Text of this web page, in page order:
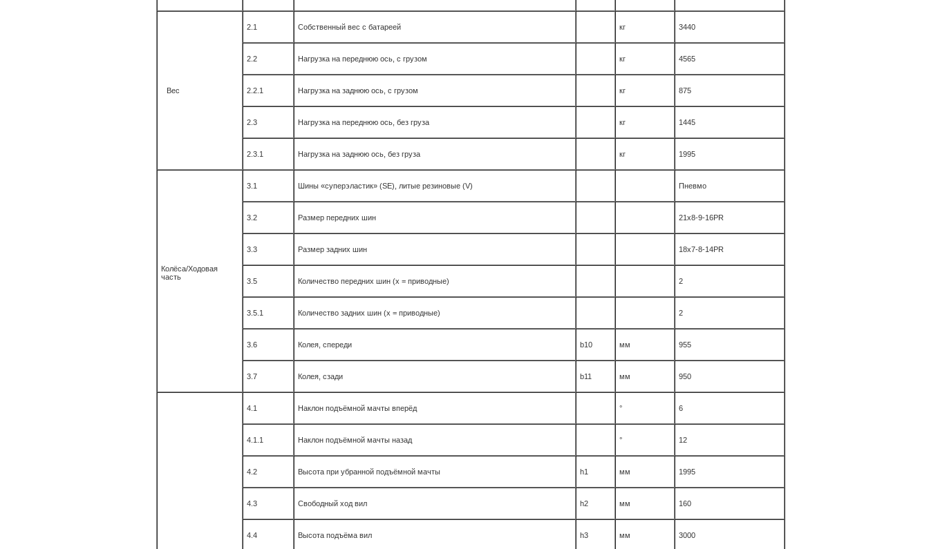
Вес
2.1 Собственный вес с батареей кг 3440
2.2 Нагрузка на переднюю ось, с грузом кг 4565
2.2.1 Нагрузка на заднюю ось, с грузом кг 875
2.3 Нагрузка на переднюю ось, без груза кг 1445
2.3.1 Нагрузка на заднюю ось, без груза кг 1995
Колёса/Ходовая
часть
3.1 Шины «суперэластик» (SE), литые резиновые (V) Пневмо
3.2 Размер передних шин 21х8-9-16PR
3.3 Размер задних шин 18x7-8-14PR
3.5 Количество передних шин (x = приводные) 2
3.5.1 Количество задних шин (x = приводные) 2
3.6 Колея, спереди b10 мм 955
3.7 Колея, сзади b11 мм 950
4.1 Наклон подъёмной мачты вперёд ° 6
4.1.1 Наклон подъёмной мачты назад ° 12
4.2 Высота при убранной подъёмной мачты h1 мм 1995
4.3 Свободный ход вил h2 мм 160
4.4 Высота подъёма вил h3 мм 3000